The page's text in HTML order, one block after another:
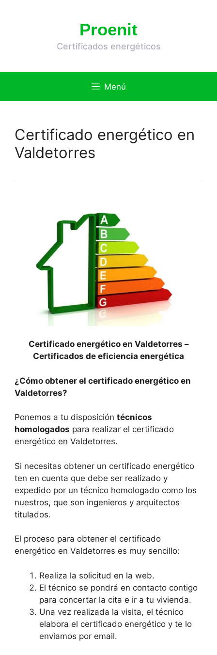
Proenit
Certificados energéticos
Menú
Certificado energético en
Valdetorres
Certificado energético en Valdetorres –
Certificados de eficiencia energética
¿Cómo obtener el certificado energético en
Valdetorres?
Ponemos a tu disposición técnicos
homologados para realizar el certificado
energético en Valdetorres.
Si necesitas obtener un certificado energético
ten en cuenta que debe ser realizado y
expedido por un técnico homologado como los
nuestros, que son ingenieros y arquitectos
titulados.
El proceso para obtener el certificado
energético en Valdetorres es muy sencillo:
Realiza la solicitud en la web.
El técnico se pondrá en contacto contigo
para concertar la cita e ir a tu vivienda.
Una vez realizada la visita, el técnico
elabora el certificado energético y te lo
enviamos por email.